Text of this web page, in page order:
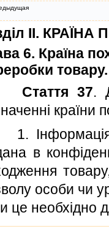
II.
6. Країна
Стаття 37.
країни
Iнформацiя
в
особи чи
це необхiдно